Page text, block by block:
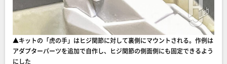
▲キットの「虎の手」はヒジ関節に対して裏側にマウントされる。作例は
アダプターパーツを追加で自作し、ヒジ関節の側面側にも固定できるよう
にした